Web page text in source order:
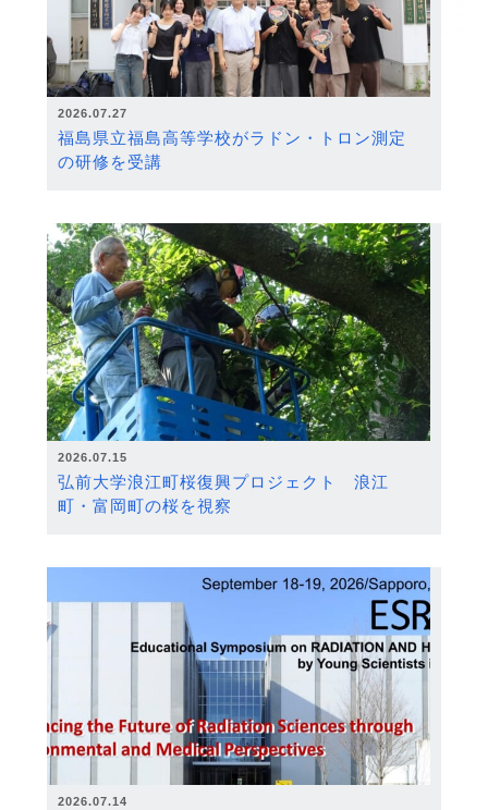
2026.07.27
福島県立福島高等学校がラドン・トロン測定
の研修を受講
2026.07.15
弘前大学浪江町桜復興プロジェクト 浪江
町・富岡町の桜を視察
2026.07.14